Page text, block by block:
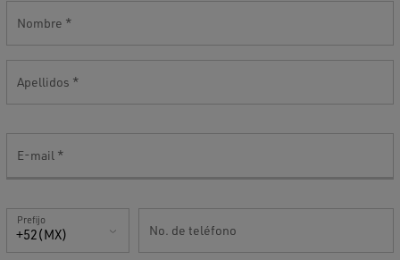
Nombre
Apellidos
E-mail
+52(MX)
Prefijo
No. de teléfono